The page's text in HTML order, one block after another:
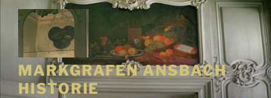
Zum
Inhalt
springen
MARKGRAFEN ANSBACH
HISTORIE